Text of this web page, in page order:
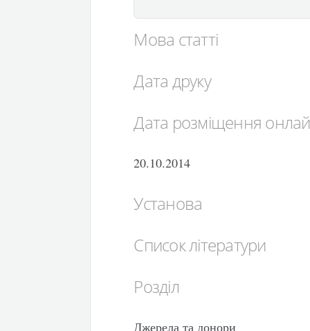
Мова статті
Дата друку
Дата розміщення
20.10.2014
Установа
Список літератури
Розділ
Джерела та донори